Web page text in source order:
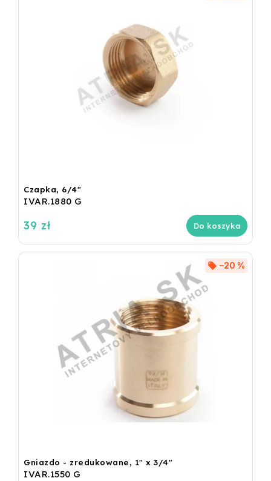
Czapka, 6/4"
IVAR.1880 G
39 zł Do koszyka
Gniazdo - zredukowane, 1" x 3/4"
IVAR.1550 G
–20 %